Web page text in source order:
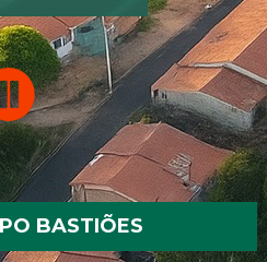
BASTIÕES